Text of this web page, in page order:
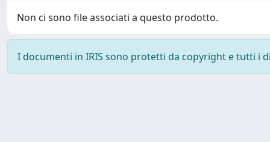
Non ci sono file associati a questo prodotto.
I documenti in IRIS sono protetti da copyright e tutti i